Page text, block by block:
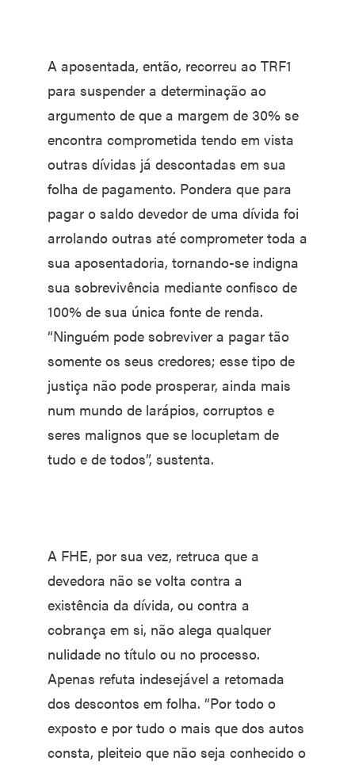
A aposentada, então, recorreu ao TRF1
para suspender a determinação ao
argumento de que a margem de 30% se
encontra comprometida tendo em vista
outras dívidas já descontadas em sua
folha de pagamento. Pondera que para
pagar o saldo devedor de uma dívida foi
arrolando outras até comprometer toda a
sua aposentadoria, tornando-se indigna
sua sobrevivência mediante confisco de
100% de sua única fonte de renda.
“Ninguém pode sobreviver a pagar tão
somente os seus credores; esse tipo de
justiça não pode prosperar, ainda mais
num mundo de larápios, corruptos e
seres malignos que se locupletam de
tudo e de todos”, sustenta.
A FHE, por sua vez, retruca que a
devedora não se volta contra a
existência da dívida, ou contra a
cobrança em si, não alega qualquer
nulidade no título ou no processo.
Apenas refuta indesejável a retomada
dos descontos em folha. “Por todo o
exposto e por tudo o mais que dos autos
consta, pleiteio que não seja conhecido o